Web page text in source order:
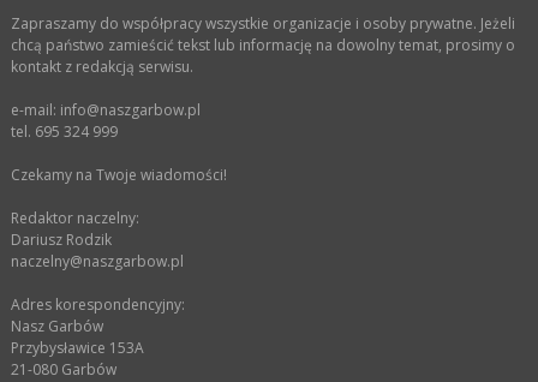
Zapraszamy do współpracy wszystkie organizacje i osoby prywatne. Jeżeli
chcą państwo zamieścić tekst lub informację na dowolny temat, prosimy o
kontakt z redakcją serwisu.
e-mail: info@naszgarbow.pl
tel. 695 324 999
Czekamy na Twoje wiadomości!
Redaktor naczelny:
Dariusz Rodzik
naczelny@naszgarbow.pl
Adres korespondencyjny:
Nasz Garbów
Przybysławice 153A
21-080 Garbów